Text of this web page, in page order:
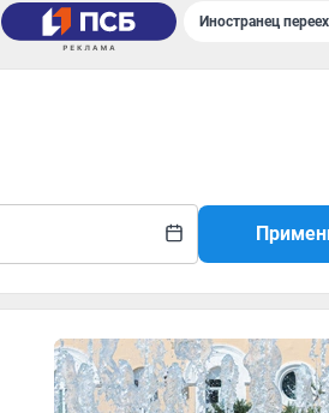
Иностранец